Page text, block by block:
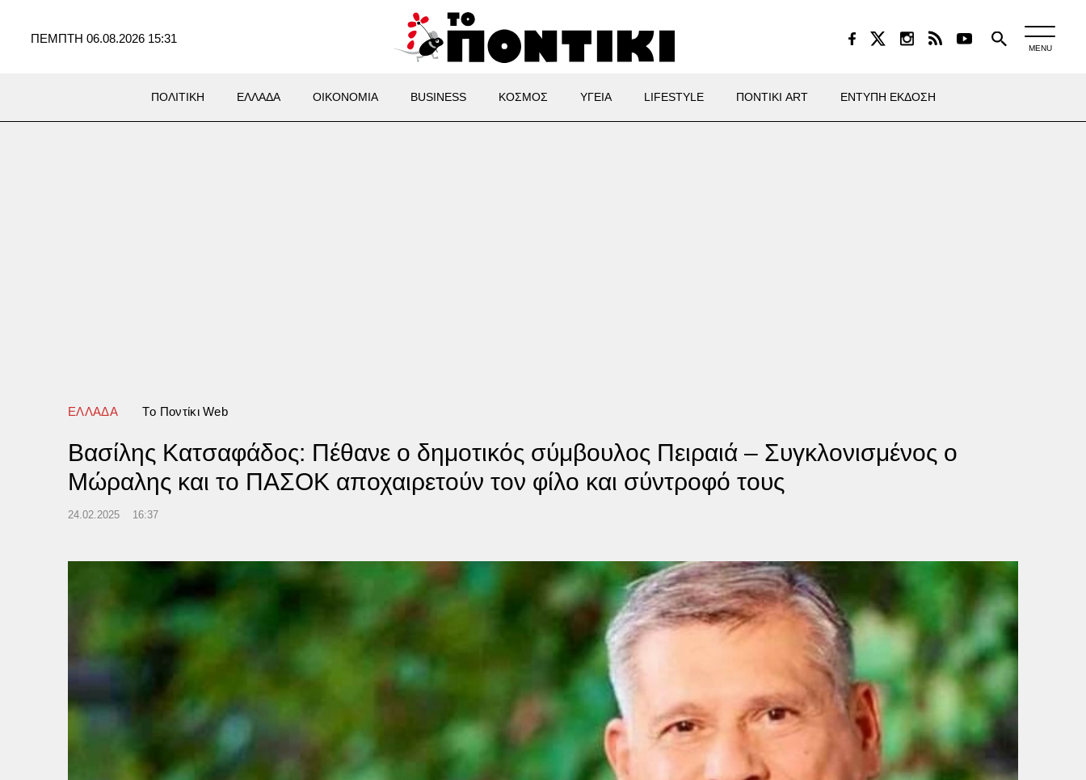
ΠΕΜΠΤΗ 06.08.2026 15:31
MENU
ΠΟΛΙΤΙΚΗ ΕΛΛΑΔΑ ΟΙΚΟΝΟΜΙΑ BUSINESS ΚΟΣΜΟΣ ΥΓΕΙΑ LIFESTYLE ΠΟΝΤΙΚΙ ART ΕΝΤΥΠΗ ΕΚΔΟΣΗ
ΕΛΛΑΔΑ Tο Ποντίκι Web
Βασίλης Κατσαφάδος: Πέθανε ο δημοτικός σύμβουλος Πειραιά – Συγκλονισμένος ο
Μώραλης και το ΠΑΣΟΚ αποχαιρετούν τον φίλο και σύντροφό τους
24.02.2025 16:37